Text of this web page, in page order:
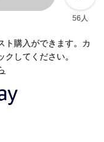
56人
ト購入ができます。カ
してください。